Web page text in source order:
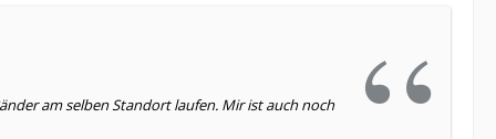
am selben Standort laufen. Mir ist auch noch